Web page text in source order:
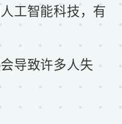
工智能科技，有
导致许多人失